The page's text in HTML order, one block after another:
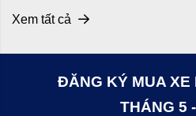
Xem tất cả
ĐĂNG KÝ MUA XE
THÁNG 5